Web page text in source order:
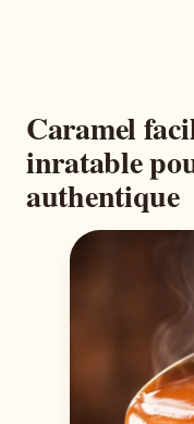
Caramel
inratable
authentique